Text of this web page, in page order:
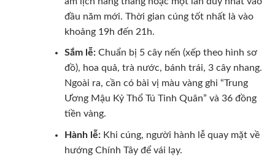
đầu năm mới. Thời gian cúng tốt nhất là vào
khoảng 19h đến 21h.
Sắm lễ:Chuẩn bị 5 cây nến (xếp theo hình sơ
đồ), hoa quả, trà nước, bánh trái, 3 cây nhang.
Ngoài ra, cần có bài vị màu vàng ghi “Trung
Ương Mậu Kỷ Thổ Tú Tinh Quân” và 36 đồng
tiền vàng.
Hành lễ:Khi cúng, người hành lễ quay mặt về
hướng Chính Tây để vái lạy.